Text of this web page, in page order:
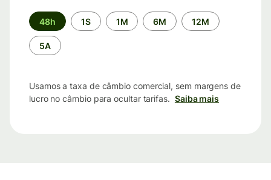
Período
de
tempo
48h 1S 1M 6M 12M
5A
Usamos a taxa de câmbio comercial, sem margens de
lucro no câmbio para ocultar tarifas. Saiba mais